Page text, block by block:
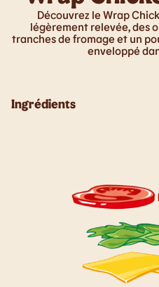
Découvrez le Wrap
légèrement relevée, des
tranches de fromage et un
enveloppé
Ingrédients